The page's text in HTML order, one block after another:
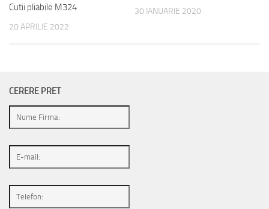
Cutii pliabile M324
20 APRILIE 2022
30 IANUARIE 2020
CERERE PRET